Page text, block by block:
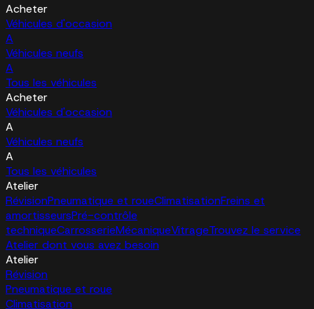
Acheter
Véhicules d'occasion
A
Véhicules neufs
A
Tous les véhicules
Acheter
Véhicules d'occasion
A
Véhicules neufs
A
Tous les véhicules
Atelier
RévisionPneumatique et roueClimatisationFreins et
amortisseursPré-contrôle
techniqueCarrosserieMécaniqueVitrageTrouvez le service
Atelier dont vous avez besoin
Atelier
Révision
Pneumatique et roue
Climatisation